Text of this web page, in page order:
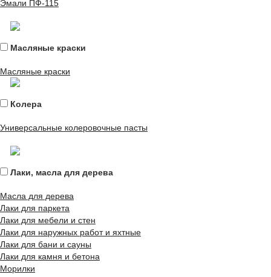
Эмали ПФ-115
Масляные краски
Масляные краски
Колера
Универсальные колеровочные пасты
Лаки, масла для дерева
Масла для дерева
Лаки для паркета
Лаки для мебели и стен
Лаки для наружных работ и яхтные
Лаки для бани и сауны
Лаки для камня и бетона
Морилки